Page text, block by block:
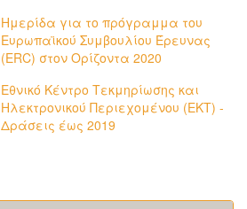
Ημερίδα για το πρόγραμμα του
Ευρωπαϊκού Συμβουλίου Έρευνας
(ERC) στον Ορίζοντα 2020
Εθνικό Κέντρο Τεκμηρίωσης και
Ηλεκτρονικού Περιεχομένου (ΕΚΤ) -
Δράσεις έως 2019